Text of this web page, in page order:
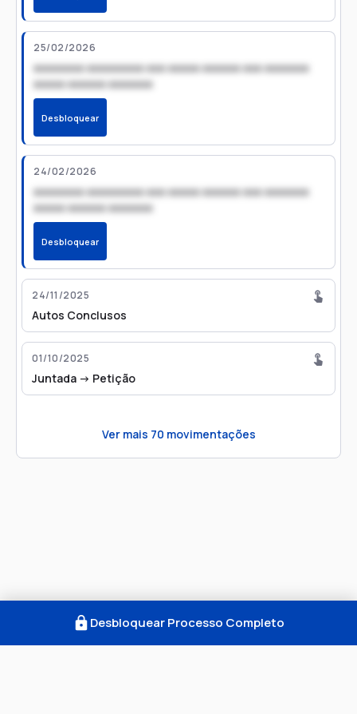
25/02/2026
xxxxxxxx xxxxxxxxx xxx xxxxx xxxxxx xxx xxxxxxx
xxxxx xxxxxx xxxxxxx
Desbloquear
24/02/2026
xxxxxxxx xxxxxxxxx xxx xxxxx xxxxxx xxx xxxxxxx
xxxxx xxxxxx xxxxxxx
Desbloquear
24/11/2025
Autos Conclusos
01/10/2025
Juntada -> Petição
Ver mais 70 movimentações
Desbloquear Processo Completo